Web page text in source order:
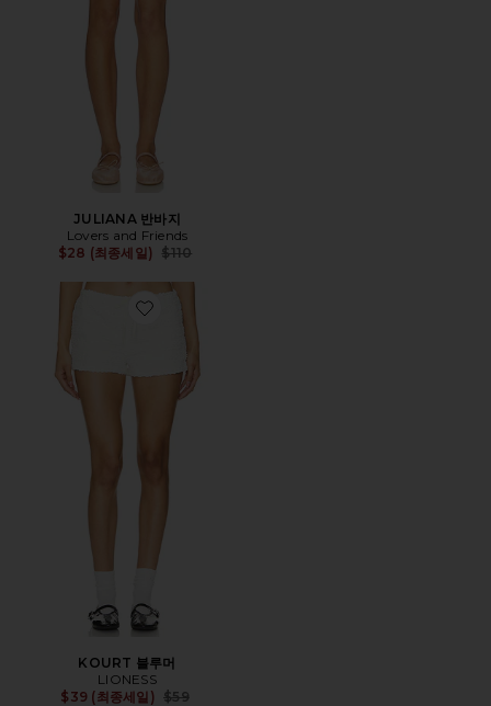
JULIANA 반바지
Lovers and Friends
$28 (최종세일)
Previous price:
$110
Favorite KOURT 블루머
KOURT 블루머
LIONESS
$39 (최종세일) Previous price:
$59